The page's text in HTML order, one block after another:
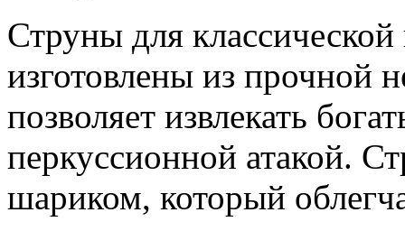
Струны для
изготовлены из прочной
позволяет извлекать
перкуссионной атакой.
шариком, который